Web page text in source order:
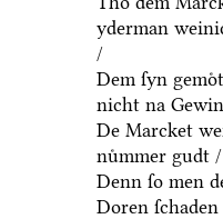
yderman
/
Dem ſyn
nicht na
De Marcket
nuͤmmer gudt /
Denn ſo men
Doren